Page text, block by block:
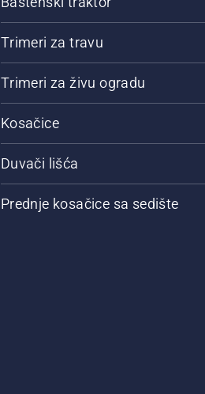
Trimeri za travu
Trimeri za živu ogradu
Kosačice
Duvači lišća
Prednje kosačice sa sedište